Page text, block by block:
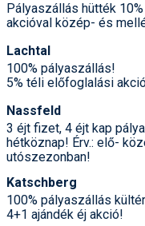
Pályaszállás hütték
akcióval közép- és
Lachtal
100% pályaszállás!
5% téli előfoglalási
Nassfeld
3 éjt fizet, 4 éjt kap
hétköznap! Érv.: elő-
utószezonban!
Katschberg
100% pályaszállás
4+1 ajándék éj akció!